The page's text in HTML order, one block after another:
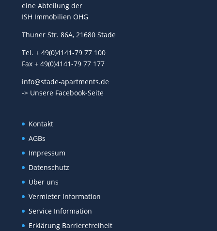
eine Abteilung der
ISH Immobilien OHG
Thuner Str. 86A, 21680 Stade
Tel. + 49(0)4141-79 77 100
Fax + 49(0)4141-79 77 177
info@stade-apartments.de
-> Unsere Facebook-Seite
Kontakt
AGBs
Impressum
Datenschutz
Über uns
Vermieter Information
Service Information
Erklärung Barrierefreiheit